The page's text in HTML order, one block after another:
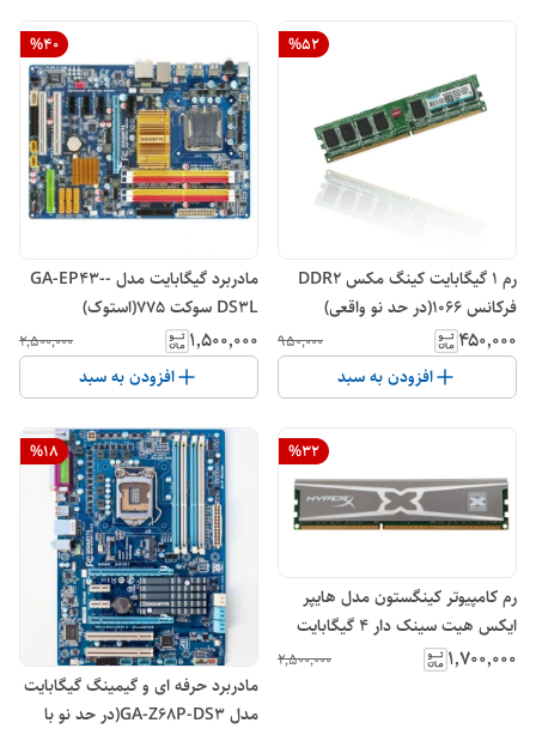
%52
رم ۱ گیگابایت کینگ مکس DDR2
فرکانس ۱۰۶۶(در حد نو واقعی)
۴۵۰٬۰۰۰ ۹۵۰٬۰۰۰
افزودن به سبد
%40
مادربرد گیگابایت مدل -GA-EP43-
DS3L سوکت ۷۷۵(استوک)
۱٬۵۰۰٬۰۰۰ ۲٬۵۰۰٬۰۰۰
افزودن به سبد
%32
رم کامپیوتر کینگستون مدل هایپر
ایکس هیت سینک دار ۴ گیگابایت
۱۶۰۰ DDR3(در حد نو)
۱٬۷۰۰٬۰۰۰ ۲٬۵۰۰٬۰۰۰
%18
مادربرد حرفه ای و گیمینگ گیگابایت
مدل GA-Z68P-DS3(در حد نو با